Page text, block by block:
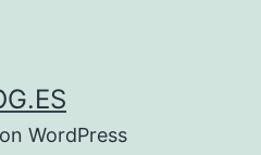
WordPress